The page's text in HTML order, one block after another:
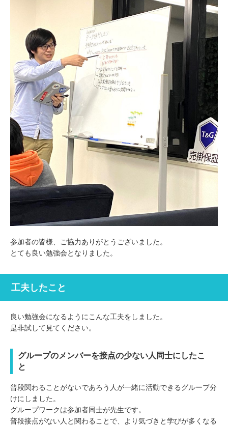
参加者の皆様、ご協力ありがとうございました。
とても良い勉強会となりました。
工夫したこと
良い勉強会になるようにこんな工夫をしました。
是非試して見てください。
グループのメンバーを接点の少ない人同士にしたこ
と
普段関わることがないであろう人が一緒に活動できるグループ分
けにしました。
グループワークは参加者同士が先生です。
普段接点がない人と関わることで、より気づきと学びが多くなる